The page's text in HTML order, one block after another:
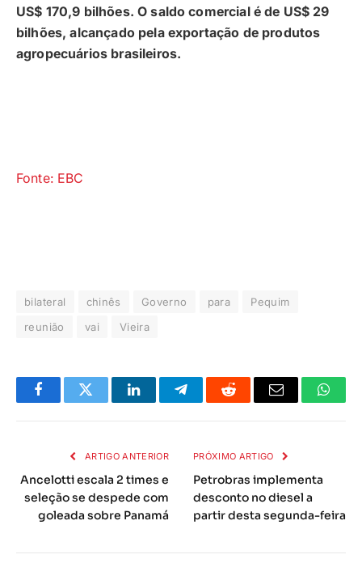
US$ 170,9 bilhões. O saldo comercial é de US$ 29
bilhões, alcançado pela exportação de produtos
agropecuários brasileiros.
Fonte: EBC
bilateral chinês Governo para
Pequim
reunião
vai Vieira
FacebookTwitter LinkedInTelegramaReddit
E-
ARTIGO ANTERIOR
Ancelotti escala 2 times e
seleção se despede com
goleada sobre Panamá
PRÓXIMO ARTIGO
Petrobras implementa
desconto no diesel a
partir desta segunda-feira